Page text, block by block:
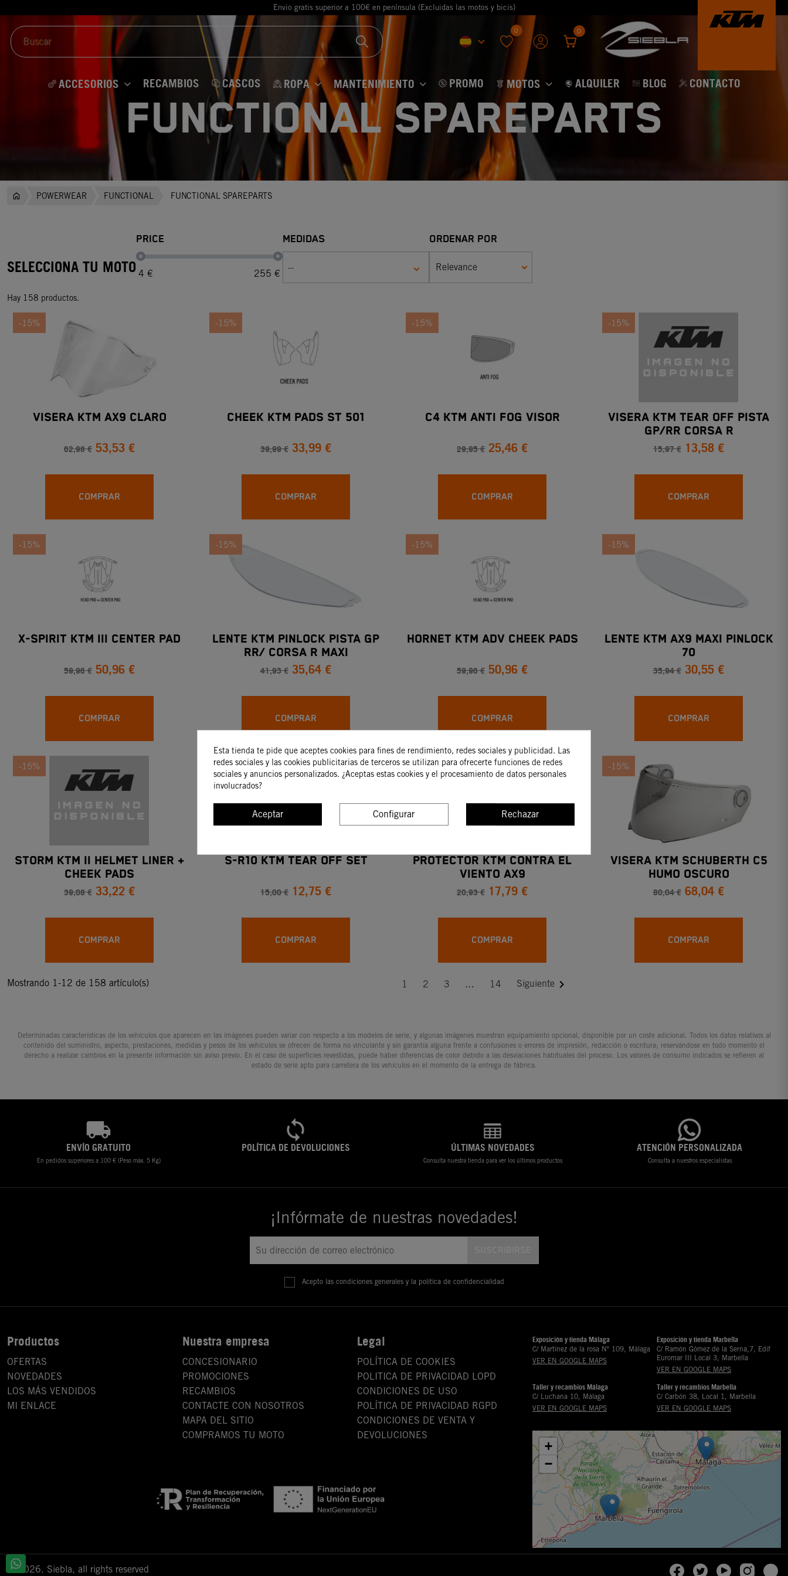
Envio gratis superior a 100€ en península (Excluidas las motos y bicis)
keyboard_arrow_down
0 0
ACCESORIOS RECAMBIOS CASCOS ROPA MANTENIMIENTO PROMO MOTOS ALQUILER BLOG CONTACTO
FUNCTIONAL SPAREPARTS
POWERWEAR FUNCTIONAL FUNCTIONAL SPAREPARTS
SELECCIONA TU MOTO
PRICE
4 € 255 €
MEDIDAS
--
ORDENAR POR
Relevance
Hay 158 productos.
-15%
VISERA KTM AX9 CLARO
62,98 € 53,53 €
COMPRAR
-15%
CHEEK KTM PADS ST 501
39,99 € 33,99 €
COMPRAR
-15%
C4 KTM ANTI FOG VISOR
29,95 € 25,46 €
COMPRAR
-15%
VISERA KTM TEAR OFF PISTA
GP/RR CORSA R
15,97 € 13,58 €
COMPRAR
-15%
X-SPIRIT KTM III CENTER PAD
59,96 € 50,96 €
COMPRAR
-15%
LENTE KTM PINLOCK PISTA GP
RR/ CORSA R MAXI
41,93 € 35,64 €
COMPRAR
-15%
HORNET KTM ADV CHEEK PADS
59,96 € 50,96 €
COMPRAR
-15%
LENTE KTM AX9 MAXI PINLOCK
70
35,94 € 30,55 €
COMPRAR
-15%
STORM KTM II HELMET LINER +
CHEEK PADS
39,08 € 33,22 €
COMPRAR
-15%
S-R10 KTM TEAR OFF SET
15,00 € 12,75 €
COMPRAR
-15%
PROTECTOR KTM CONTRA EL
VIENTO AX9
20,93 € 17,79 €
COMPRAR
-15%
VISERA KTM SCHUBERTH C5
HUMO OSCURO
80,04 € 68,04 €
COMPRAR
Mostrando 1-12 de 158 artículo(s) 1 2 3 … 14 Siguiente 
Determinadas características de los vehículos que aparecen en las imágenes pueden variar con respecto a los modelos de serie, y algunas imágenes muestran equipamiento opcional, disponible por un coste adicional. Todos los datos relativos al
contenido del suministro, aspecto, prestaciones, medidas y pesos de los vehículos se ofrecen de forma no vinculante y sin garantía alguna frente a confusiones o errores de impresión, redacción o escritura; reservándose en todo momento el
derecho a realizar cambios en la presente información sin aviso previo. En el caso de superficies revestidas, puede haber diferencias de color debido a las desviaciones habituales del proceso. Los valores de consumo indicados se refieren al
estado de serie apto para carretera de los vehículos en el momento de la entrega de fábrica.
ENVÍO GRATUITO
En pedidos superiores a 100 € (Peso máx. 5 Kg)
POLÍTICA DE DEVOLUCIONES ÚLTIMAS NOVEDADES
Consulta nuestra tienda para ver los últimos productos
ATENCIÓN PERSONALIZADA
Consulta a nuestros especialistas
¡Infórmate de nuestras novedades!
Acepto las condiciones generales y la política de confidencialidad
Productos
OFERTAS
NOVEDADES
LOS MÁS VENDIDOS
MI ENLACE
Nuestra empresa
CONCESIONARIO
PROMOCIONES
RECAMBIOS
CONTACTE CON NOSOTROS
MAPA DEL SITIO
COMPRAMOS TU MOTO
Legal
POLÍTICA DE COOKIES
POLITICA DE PRIVACIDAD LOPD
CONDICIONES DE USO
POLÍTICA DE PRIVACIDAD RGPD
CONDICIONES DE VENTA Y
DEVOLUCIONES
Exposición y tienda Málaga
C/ Martinez de la rosa Nº 109, Málaga
VER EN GOOGLE MAPS
Exposición y tienda Marbella
C/ Ramón Gómez de la Serna,7, Edif
Euromar III Local 3, Marbella
VER EN GOOGLE MAPS
Taller y recambios Málaga
C/ Luchana 10, Málaga
VER EN GOOGLE MAPS
Taller y recambios Marbella
C/ Carbón 38, Local 1, Marbella
VER EN GOOGLE MAPS
+
−
© 2026. Siebla, all rights reserved
Esta tienda te pide que aceptes cookies para fines de rendimiento, redes sociales y publicidad. Las
redes sociales y las cookies publicitarias de terceros se utilizan para ofrecerte funciones de redes
sociales y anuncios personalizados. ¿Aceptas estas cookies y el procesamiento de datos personales
involucrados?
Aceptar Configurar Rechazar